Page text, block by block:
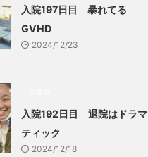
入院197日目 暴れてる
GVHD
2024/12/23
入院192日目 退院はドラマ
ティック
2024/12/18